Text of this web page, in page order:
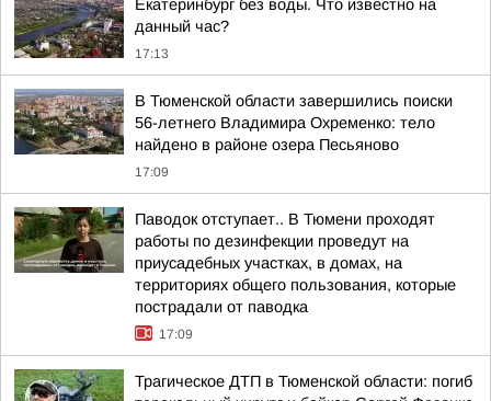
Екатеринбург без воды. Что известно на
данный час?
17:13
В Тюменской области завершились поиски
56-летнего Владимира Охременко: тело
найдено в районе озера Песьяново
17:09
Паводок отступает.. В Тюмени проходят
работы по дезинфекции проведут на
приусадебных участках, в домах, на
территориях общего пользования, которые
пострадали от паводка
17:09
Трагическое ДТП в Тюменской области: погиб